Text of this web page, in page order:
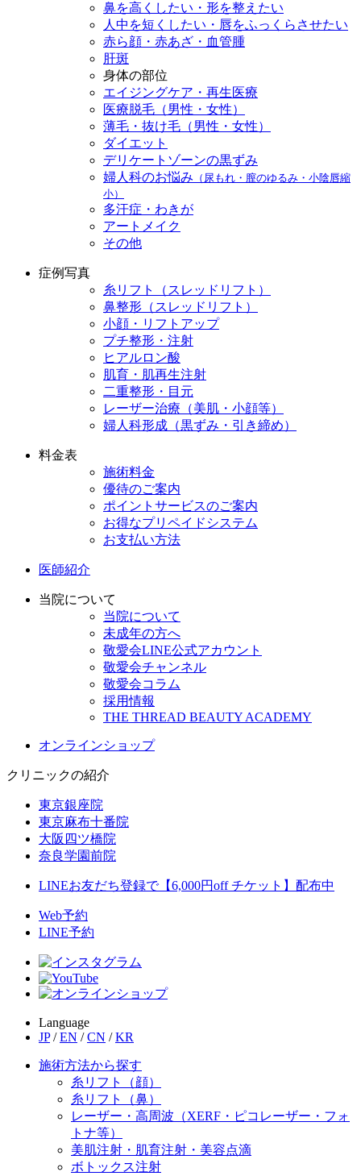
鼻を高くしたい・形を整えたい
人中を短くしたい・唇をふっくらさせたい
赤ら顔・赤あざ・血管腫
肝斑
身体の部位
エイジングケア・再生医療
医療脱毛（男性・女性）
薄毛・抜け毛（男性・女性）
ダイエット
デリケートゾーンの黒ずみ
婦人科のお悩み （尿もれ・膣のゆるみ・小陰唇縮
小）
多汗症・わきが
アートメイク
その他
症例写真
糸リフト（スレッドリフト）
鼻整形（スレッドリフト）
小顔・リフトアップ
プチ整形・注射
ヒアルロン酸
肌育・肌再生注射
二重整形・目元
レーザー治療（美肌・小顔等）
婦人科形成（黒ずみ・引き締め）
料金表
施術料金
優待のご案内
ポイントサービスのご案内
お得なプリペイドシステム
お支払い方法
医師紹介
当院について
当院について
未成年の方へ
敬愛会LINE公式アカウント
敬愛会チャンネル
敬愛会コラム
採用情報
THE THREAD BEAUTY ACADEMY
オンラインショップ
クリニックの紹介
東京銀座院
東京麻布十番院
大阪四ツ橋院
奈良学園前院
LINEお友だち登録で【6,000円off チケット】配布中
Web予約
LINE予約
Language
JP / EN / CN / KR
施術方法から探す
糸リフト（顔）
糸リフト（鼻）
レーザー・高周波（XERF・ピコレーザー・フォ
トナ等）
美肌注射・肌育注射・美容点滴
ボトックス注射